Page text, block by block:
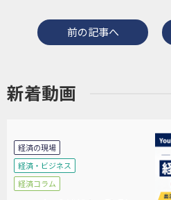
前の記事へ
新着動画
経済の現場
経済・ビジネス
経済コラム